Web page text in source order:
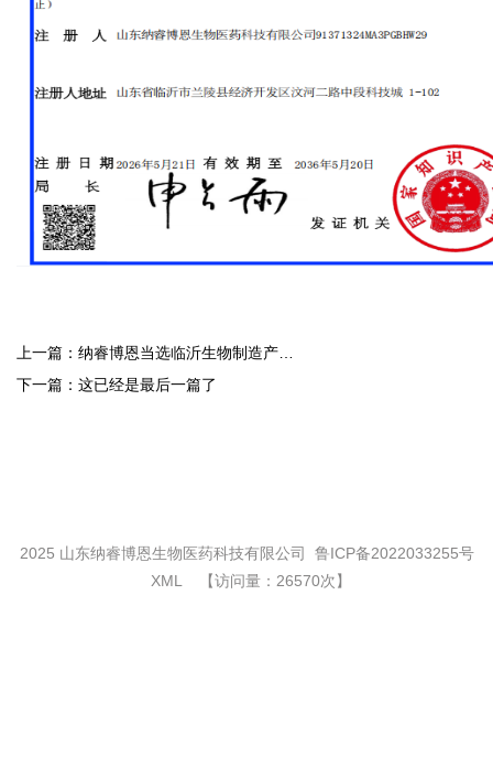
上一篇： 纳睿博恩当选临沂生物制造产业
下一篇： 这已经是最后一篇了
2025 山东纳睿博恩生物医药科技有限公司 鲁ICP备2022033255号
XML
【访问量：26570次】